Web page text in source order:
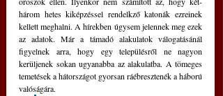
három hetes kiképzéssel rendelkző katonák ezreinek
kellett meghalni. A hírekben úgysem jelennek meg ezek
az adatok. Már a támadó alakulatok válogatásánál
figyelnek arra, hogy egy településről ne nagyon
kerüljenek sokan ugyanabba az alakulatba. A tömeges
temetések a hátországot gyorsan ráébresztenék a háború
valóságára.